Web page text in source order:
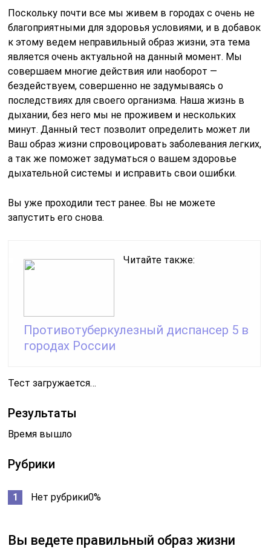
Поскольку почти все мы живем в городах с очень не
благоприятными для здоровья условиями, и в добавок
к этому ведем неправильный образ жизни, эта тема
является очень актуальной на данный момент. Мы
совершаем многие действия или наоборот —
бездействуем, совершенно не задумываясь о
последствиях для своего организма. Наша жизнь в
дыхании, без него мы не проживем и нескольких
минут. Данный тест позволит определить может ли
Ваш образ жизни спровоцировать заболевания легких,
а так же поможет задуматься о вашем здоровье
дыхательной системы и исправить свои ошибки.
Вы уже проходили тест ранее. Вы не можете
запустить его снова.
Читайте также:
Противотуберкулезный диспансер 5 в
городах России
Тест загружается…
Результаты
Время вышло
Рубрики
Нет рубрики0%
Вы ведете правильный образ жизни